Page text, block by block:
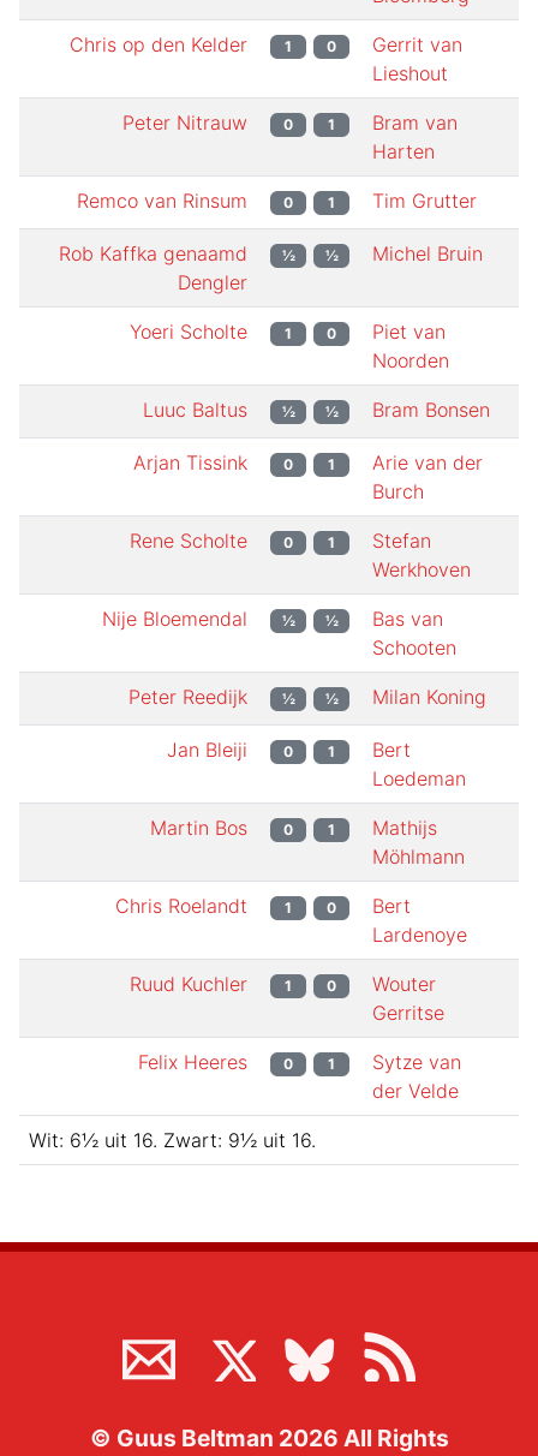
Chris op den Kelder 1 0
Gerrit van
Lieshout
Peter Nitrauw 0 1
Bram van
Harten
Remco van Rinsum 0 1 Tim Grutter
Rob Kaffka genaamd
Dengler
½ ½ Michel Bruin
Yoeri Scholte 1 0
Piet van
Noorden
Luuc Baltus ½ ½ Bram Bonsen
Arjan Tissink 0 1
Arie van der
Burch
Rene Scholte 0 1
Stefan
Werkhoven
Nije Bloemendal ½ ½
Bas van
Schooten
Peter Reedijk ½ ½ Milan Koning
Jan Bleiji 0 1
Bert
Loedeman
Martin Bos 0 1
Mathijs
Möhlmann
Chris Roelandt 1 0
Bert
Lardenoye
Ruud Kuchler 1 0
Wouter
Gerritse
Felix Heeres 0 1
Sytze van
der Velde
Wit: 6½ uit 16. Zwart: 9½ uit 16.
© Guus Beltman 2026 All Rights